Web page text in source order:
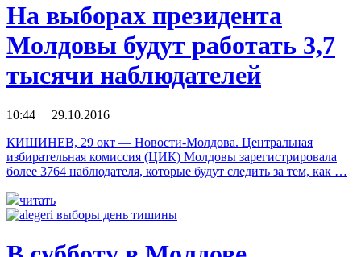
На выборах президента
Молдовы будут работать 3,7
тысячи наблюдателей
10:44 29.10.2016
КИШИНЕВ, 29 окт — Новости-Молдова. Центральная
избирательная комиссия (ЦИК) Молдовы зарегистрировала
более 3764 наблюдателя, которые будут следить за тем, как …
читать